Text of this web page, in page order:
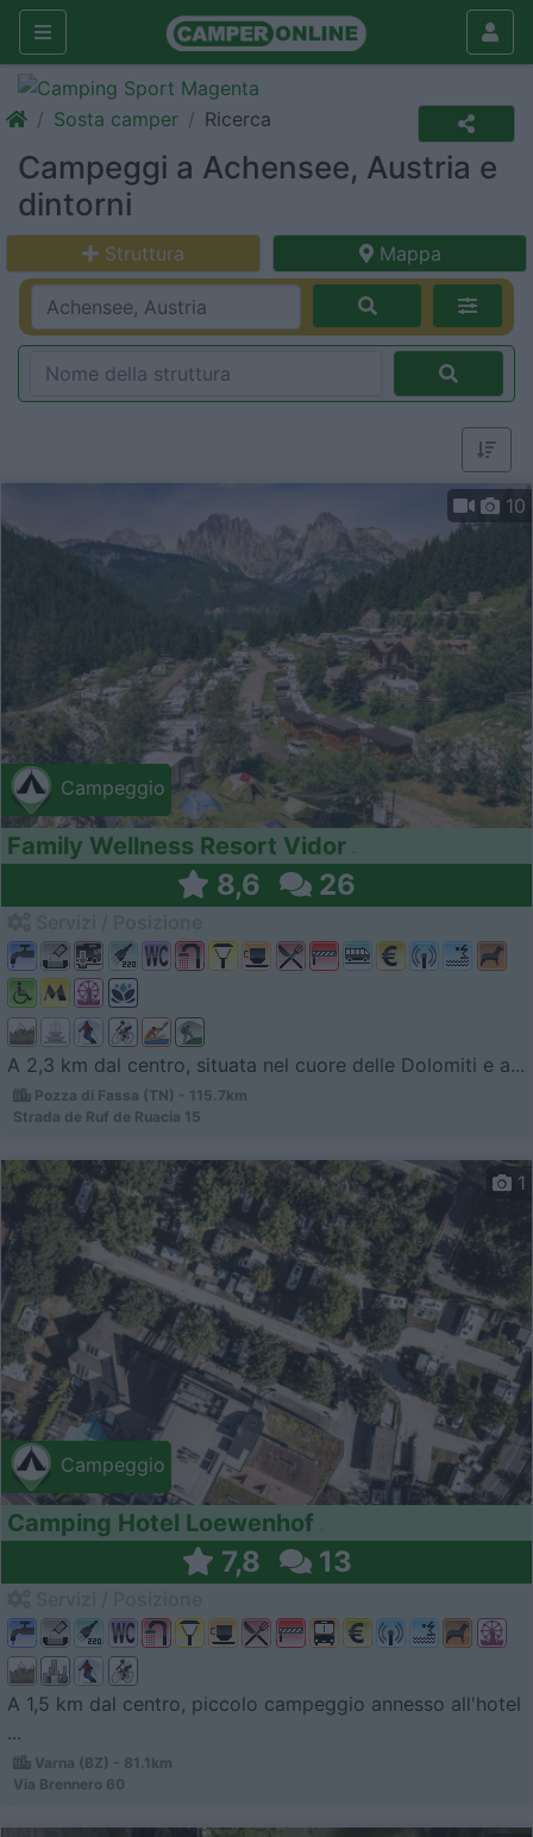
Sosta camper Ricerca
Campeggi a Achensee, Austria e
dintorni
Struttura Mappa
Campeggio
10
Family Wellness Resort Vidor
8,6 26
A 2,3 km dal centro, situata nel cuore delle Dolomiti e a...
Pozza di Fassa (TN) - 115.7km
Strada de Ruf de Ruacia 15
Campeggio
1
Camping Hotel Loewenhof
7,8 13
A 1,5 km dal centro, piccolo campeggio annesso all'hotel
...
Varna (BZ) - 81.1km
Via Brennero 60